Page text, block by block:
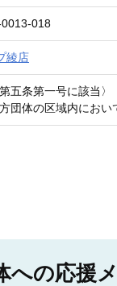
018
綾店
第五条第一号に該当〉
団体の区域内におい
への応援